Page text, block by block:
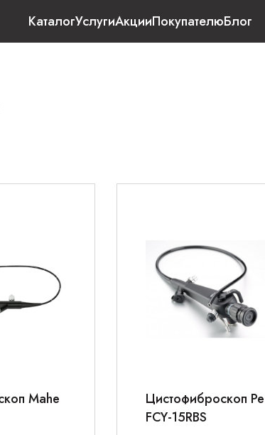
КаталогУслугиАкцииПокупателюБлог
Mahe
Цистофиброскоп
FCY-15RBS